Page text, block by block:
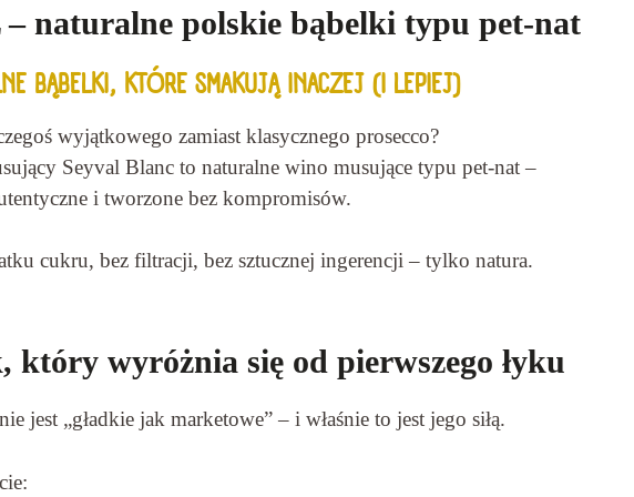
– naturalne polskie bąbelki typu pet-nat
BĄBELKI, KTÓRE SMAKUJĄ INACZEJ (I LEPIEJ)
wyjątkowego zamiast klasycznego prosecco?
Seyval Blanc to naturalne wino musujące typu pet-nat –
i tworzone bez kompromisów.
cukru, bez filtracji, bez sztucznej ingerencji – tylko natura.
który wyróżnia się od pierwszego łyku
jest „gładkie jak marketowe” – i właśnie to jest jego siłą.